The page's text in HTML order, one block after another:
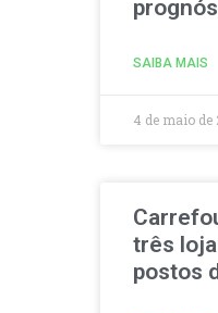
SAIBA MAIS
4 de maio de
três
postos